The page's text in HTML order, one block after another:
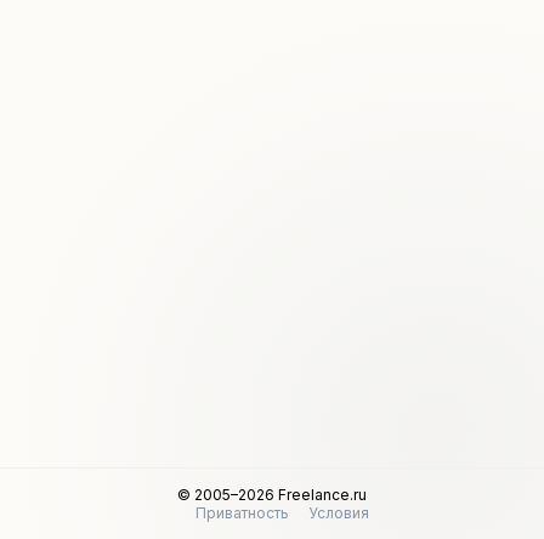
© 2005–2026 Freelance.ru
Приватность
Условия